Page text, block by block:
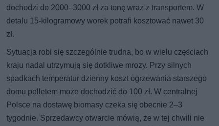
dochodzi do 2000–3000 zł za tonę wraz z transportem. W
detalu 15-kilogramowy worek potrafi kosztować nawet 30
zł.
Sytuacja robi się szczególnie trudna, bo w wielu częściach
kraju nadal utrzymują się dotkliwe mrozy. Przy silnych
spadkach temperatur dzienny koszt ogrzewania starszego
domu pelletem może dochodzić do 100 zł. W centralnej
Polsce na dostawę biomasy czeka się obecnie 2–3
tygodnie. Sprzedawcy otwarcie mówią, że w tej chwili nie